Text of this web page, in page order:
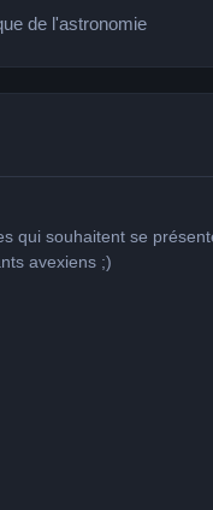
de l'astronomie
qui souhaitent se
avexiens ;)